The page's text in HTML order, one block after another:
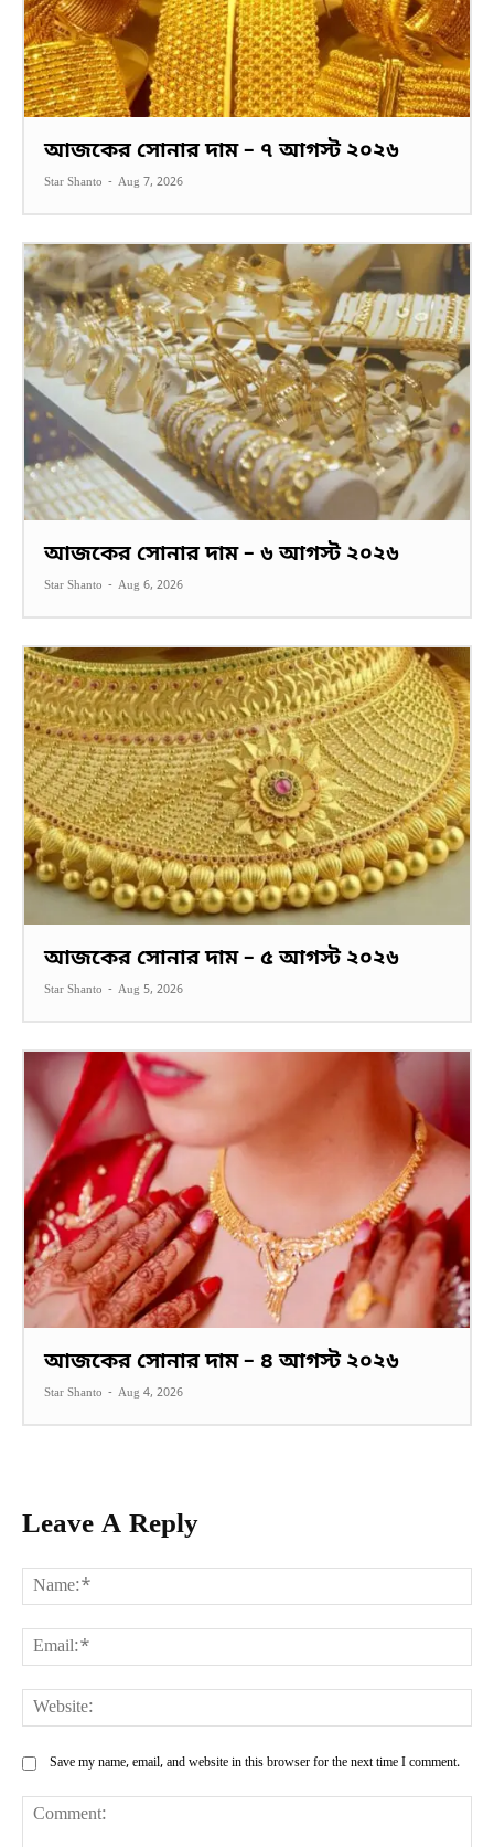
আজকের সোনার দাম – ৭ আগস্ট ২০২৬
Star Shanto - Aug 7, 2026
আজকের সোনার দাম – ৬ আগস্ট ২০২৬
Star Shanto - Aug 6, 2026
আজকের সোনার দাম – ৫ আগস্ট ২০২৬
Star Shanto - Aug 5, 2026
আজকের সোনার দাম – ৪ আগস্ট ২০২৬
Star Shanto - Aug 4, 2026
Leave A Reply
Save my name, email, and website in this browser for the next time I comment.